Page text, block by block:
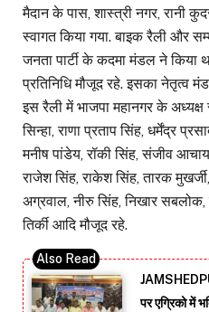
मैदान के पास, शास्त्री नगर, रानी
स्वागत किया गया. बाइक रैली और
जनता पार्टी के कदमा मंडल ने
प्रतिनिधि मौजूद रहे. इसका नेतृत्व
इस रैली में भाजपा महानगर के
सिन्हा, राणा प्रताप सिंह, धर्मेंद्र
मनीष पांडेय, रॉकी सिंह, संजीव
राजेश सिंह, राकेश सिंह, तारक
अग्रवाल, नीरु सिंह, निखार
तिर्की आदि मौजूद रहे.
पर एग्रिको में